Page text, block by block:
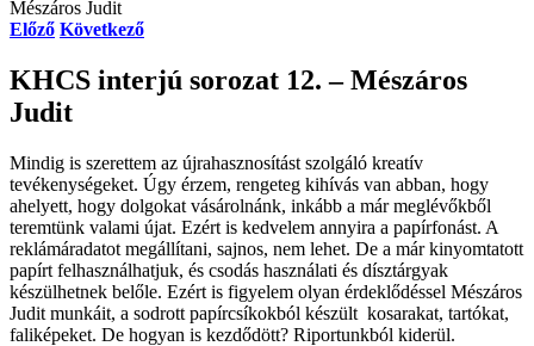
Mészáros Judit
Előző Következő
KHCS interjú sorozat 12. – Mészáros
Judit
Mindig is szerettem az újrahasznosítást szolgáló kreatív
tevékenységeket. Úgy érzem, rengeteg kihívás van abban, hogy
ahelyett, hogy dolgokat vásárolnánk, inkább a már meglévőkből
teremtünk valami újat. Ezért is kedvelem annyira a papírfonást. A
reklámáradatot megállítani, sajnos, nem lehet. De a már kinyomtatott
papírt felhasználhatjuk, és csodás használati és dísztárgyak
készülhetnek belőle. Ezért is figyelem olyan érdeklődéssel Mészáros
Judit munkáit, a sodrott papírcsíkokból készült kosarakat, tartókat,
faliképeket. De hogyan is kezdődött? Riportunkból kiderül.